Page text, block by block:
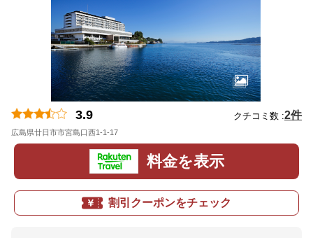
3.9 クチコミ数 :2件
広島県廿日市市宮島口西1-1-17
料金を表示
割引クーポンをチェック